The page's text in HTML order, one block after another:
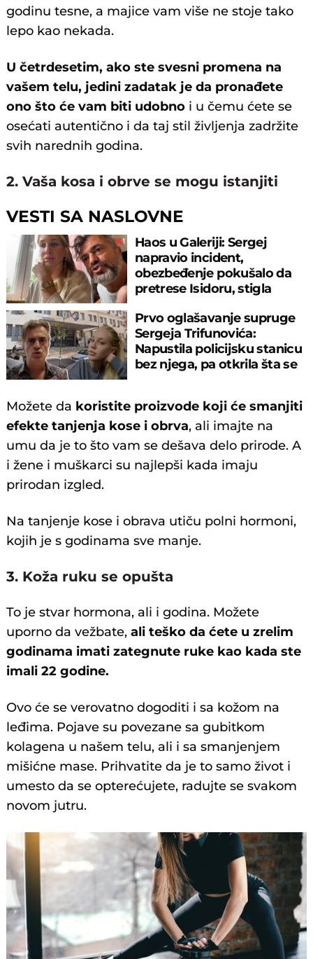
godinu tesne, a majice vam više ne stoje tako
lepo kao nekada.
U četrdesetim, ako ste svesni promena na
vašem telu, jedini zadatak je da pronađete
ono što će vam biti udobno i u čemu ćete se
osećati autentično i da taj stil življenja zadržite
svih narednih godina.
2. Vaša kosa i obrve se mogu istanjiti
VESTI SA NASLOVNE
Haos u Galeriji: Sergej
napravio incident,
obezbeđenje pokušalo da
pretrese Isidoru, stigla
Prvo oglašavanje supruge
Sergeja Trifunovića:
Napustila policijsku stanicu
bez njega, pa otkrila šta se
Možete da koristite proizvode koji će smanjiti
efekte tanjenja kose i obrva, ali imajte na
umu da je to što vam se dešava delo prirode. A
i žene i muškarci su najlepši kada imaju
prirodan izgled.
Na tanjenje kose i obrava utiču polni hormoni,
kojih je s godinama sve manje.
3. Koža ruku se opušta
To je stvar hormona, ali i godina. Možete
uporno da vežbate, ali teško da ćete u zrelim
godinama imati zategnute ruke kao kada ste
imali 22 godine.
Ovo će se verovatno dogoditi i sa kožom na
leđima. Pojave su povezane sa gubitkom
kolagena u našem telu, ali i sa smanjenjem
mišićne mase. Prihvatite da je to samo život i
umesto da se opterećujete, radujte se svakom
novom jutru.